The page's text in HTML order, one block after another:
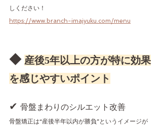
しください！
https://www.branch-imajyuku.com/menu
◆ 産後5年以上の方が特に効果
を感じやすいポイント
✔ 骨盤まわりのシルエット改善
骨盤矯正は“産後半年以内が勝負”というイメージが